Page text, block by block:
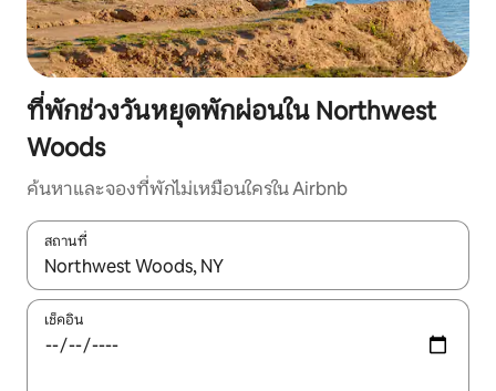
ที่พักช่วงวันหยุดพักผ่อนใน Northwest
Woods
ค้นหาและจองที่พักไม่เหมือนใครใน Airbnb
สถานที่
ใช้ลูกศรขึ้นลง หรือใช้การสัมผัสหรือปัด เพื่อสำรวจผลการค้นหา
เช็คอิน